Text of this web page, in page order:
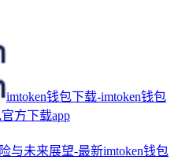
imtoken钱包下载-imtoken钱包
方下载app
与未来展望-最新imtoken钱包